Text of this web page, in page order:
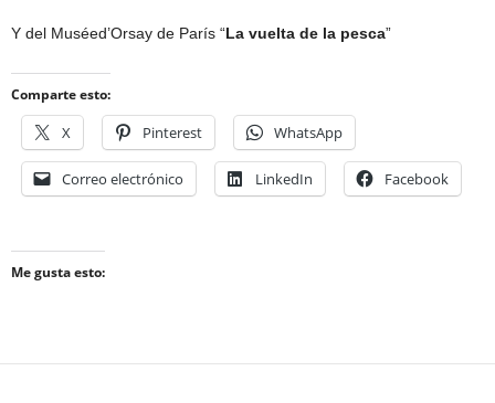
Y del Muséed’Orsay de París “La vuelta de la pesca”
Comparte esto:
X Pinterest WhatsApp
Correo electrónico LinkedIn Facebook
Me gusta esto: